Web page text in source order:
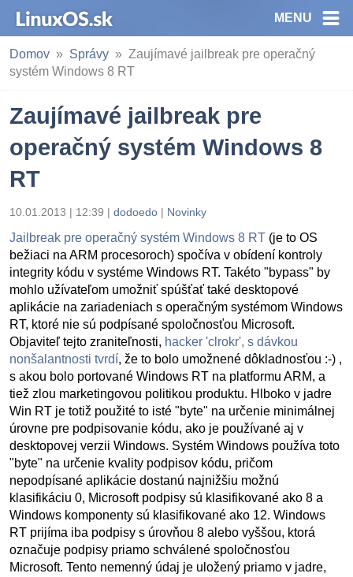
MENU
Domov Správy
Zaujímavé jailbreak pre operačný
systém Windows 8 RT
Zaujímavé jailbreak pre
operačný systém Windows 8
RT
10.01.2013 | 12:39 | dodoedo | Novinky
Jailbreak pre operačný systém Windows 8 RT (je to OS
bežiaci na ARM procesoroch) spočíva v obídení kontroly
integrity kódu v systéme Windows RT. Takéto "bypass" by
mohlo užívateľom umožniť spúšťať také desktopové
aplikácie na zariadeniach s operačným systémom Windows
RT, ktoré nie sú podpísané spoločnosťou Microsoft.
Objaviteľ tejto zraniteľnosti, hacker 'clrokr', s dávkou
nonšalantnosti tvrdí, že to bolo umožnené dôkladnosťou :-) ,
s akou bolo portované Windows RT na platformu ARM, a
tiež zlou marketingovou politikou produktu. Hlboko v jadre
Win RT je totiž použité to isté "byte" na určenie minimálnej
úrovne pre podpisovanie kódu, ako je používané aj v
desktopovej verzii Windows. Systém Windows používa toto
"byte" na určenie kvality podpisov kódu, pričom
nepodpísané aplikácie dostanú najnižšiu možnú
klasifikáciu 0, Microsoft podpisy sú klasifikované ako 8 a
Windows komponenty sú klasifikované ako 12. Windows
RT prijíma iba podpisy s úrovňou 8 alebo vyššou, ktorá
označuje podpisy priamo schválené spoločnosťou
Microsoft. Tento nemenný údaj je uložený priamo v jadre,